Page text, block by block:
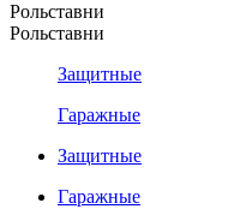
Рольставни
Рольставни
Защитные
Гаражные
Защитные
Гаражные